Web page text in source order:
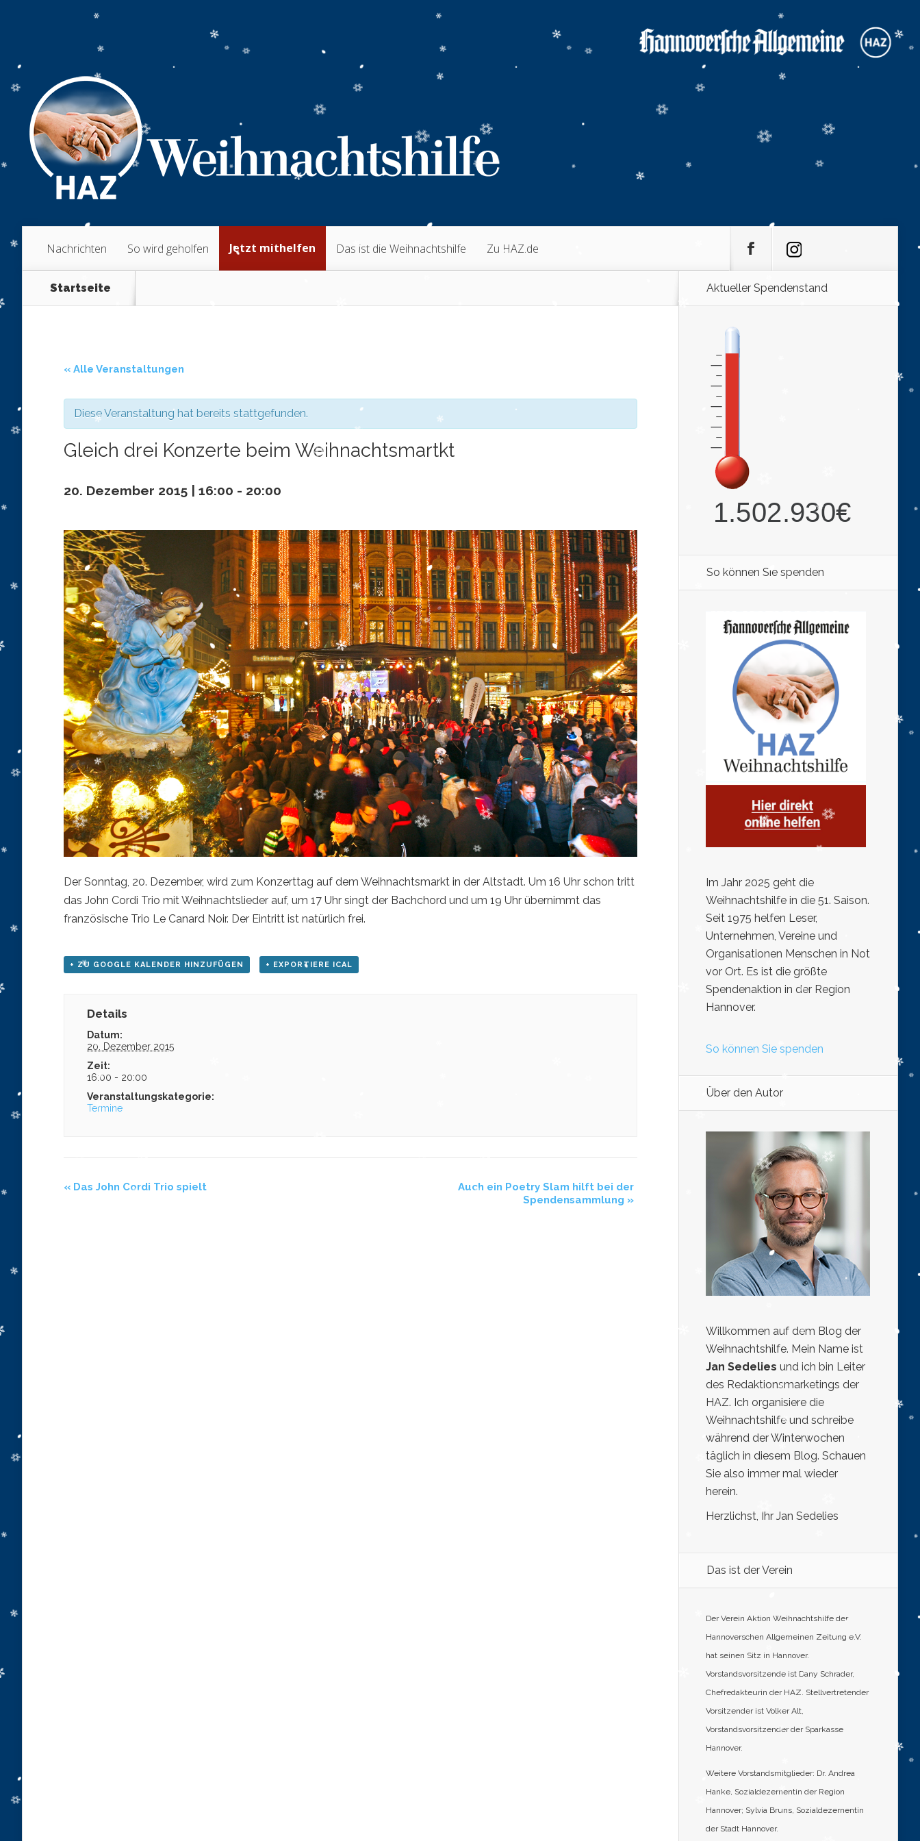
Nachrichten So wird geholfen Jetzt mithelfen Das ist die Weihnachtshilfe Zu HAZ.de
Startseite
« Alle Veranstaltungen
Diese Veranstaltung hat bereits stattgefunden.
Gleich drei Konzerte beim Weihnachtsmartkt
20. Dezember 2015 | 16:00 - 20:00
Der Sonntag, 20. Dezember, wird zum Konzerttag auf dem Weihnachtsmarkt in der Altstadt. Um 16 Uhr schon tritt
das John Cordi Trio mit Weihnachtslieder auf, um 17 Uhr singt der Bachchord und um 19 Uhr übernimmt das
französische Trio Le Canard Noir. Der Eintritt ist natürlich frei.
+ ZU GOOGLE KALENDER HINZUFÜGEN + EXPORTIERE ICAL
Details
Datum:
20. Dezember 2015
Zeit:
16:00 - 20:00
Veranstaltungskategorie:
Termine
« Das John Cordi Trio spielt
Auch ein Poetry Slam hilft bei der
Spendensammlung »
Aktueller Spendenstand
So können Sie spenden
Im Jahr 2025 geht die
Weihnachtshilfe in die 51. Saison.
Seit 1975 helfen Leser,
Unternehmen, Vereine und
Organisationen Menschen in Not
vor Ort. Es ist die größte
Spendenaktion in der Region
Hannover.
So können Sie spenden
Über den Autor
Willkommen auf dem Blog der
Weihnachtshilfe. Mein Name ist
Jan Sedelies und ich bin Leiter
des Redaktionsmarketings der
HAZ. Ich organisiere die
Weihnachtshilfe und schreibe
während der Winterwochen
täglich in diesem Blog. Schauen
Sie also immer mal wieder
herein.
Herzlichst, Ihr Jan Sedelies
Das ist der Verein
Der Verein Aktion Weihnachtshilfe der
Hannoverschen Allgemeinen Zeitung e.V.
hat seinen Sitz in Hannover.
Vorstandsvorsitzende ist Dany Schrader,
Chefredakteurin der HAZ. Stellvertretender
Vorsitzender ist Volker Alt,
Vorstandsvorsitzender der Sparkasse
Hannover.
Weitere Vorstandsmitglieder: Dr. Andrea
Hanke, Sozialdezernentin der Region
Hannover; Sylvia Bruns, Sozialdezernentin
der Stadt Hannover.